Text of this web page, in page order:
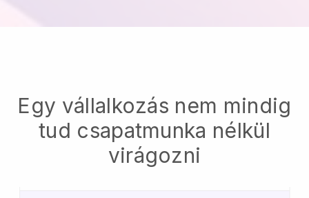
Egy vállalkozás nem mindig
tud csapatmunka nélkül
virágozni